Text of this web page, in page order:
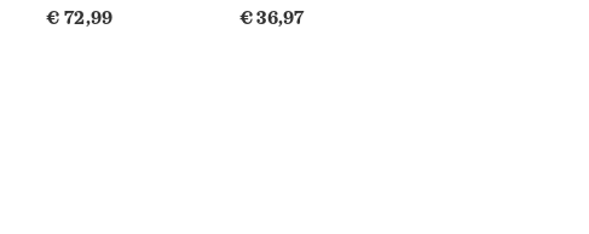
€ 72,99
€ 36,97